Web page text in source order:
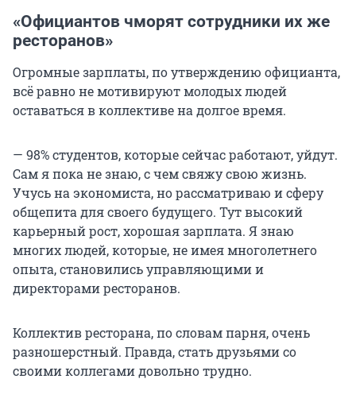
«Официантов чморят сотрудники их же
ресторанов»
Огромные зарплаты, по утверждению официанта,
всё равно не мотивируют молодых людей
оставаться в коллективе на долгое время.
— 98% студентов, которые сейчас работают, уйдут.
Сам я пока не знаю, с чем свяжу свою жизнь.
Учусь на экономиста, но рассматриваю и сферу
общепита для своего будущего. Тут высокий
карьерный рост, хорошая зарплата. Я знаю
многих людей, которые, не имея многолетнего
опыта, становились управляющими и
директорами ресторанов.
Коллектив ресторана, по словам парня, очень
разношерстный. Правда, стать друзьями со
своими коллегами довольно трудно.